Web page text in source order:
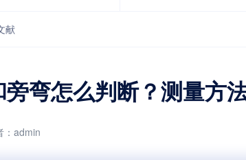
、风险边界和整修思路
献
弯怎么判断？测量方
：admin